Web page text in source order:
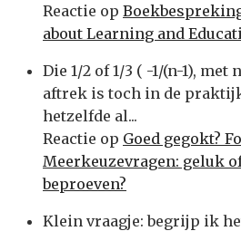
Reactie op
about Learning and
Die 1/2 of 1/3 ( -1/(n-1), met
aftrek is toch in de
hetzelfde al...
Reactie op Goed gegokt?
Meerkeuzevragen: geluk
beproeven?
Klein vraagje: begrijp ik